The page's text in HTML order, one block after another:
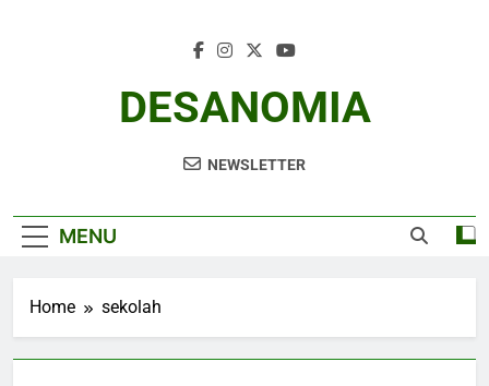
DESANOMIA
NEWSLETTER
MENU
Home sekolah